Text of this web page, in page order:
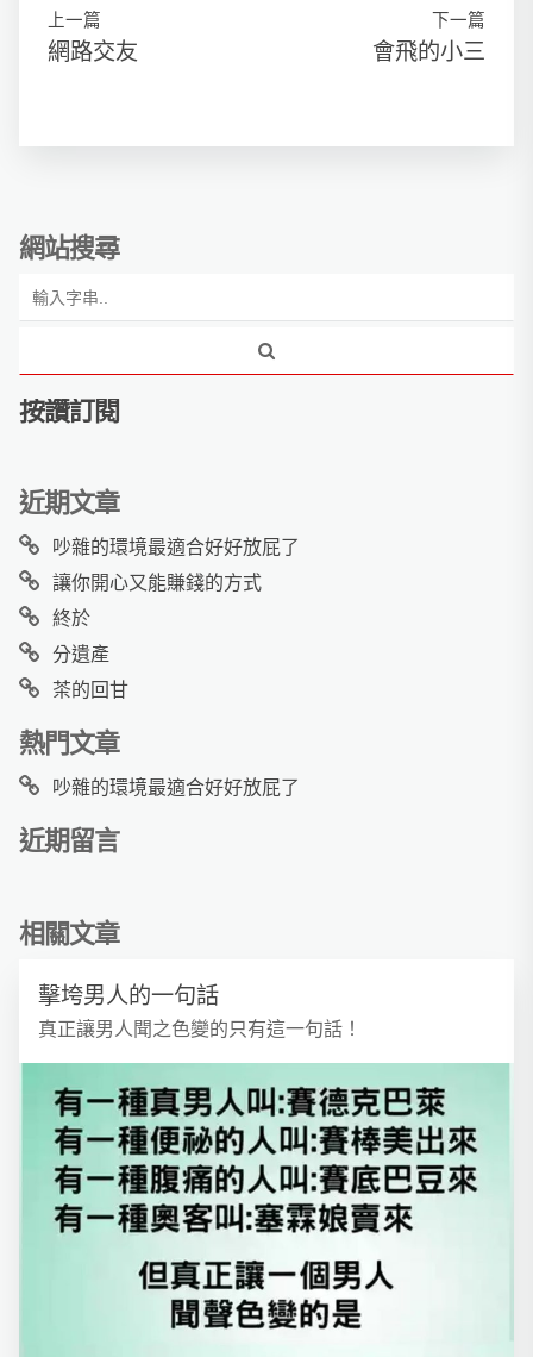
上一篇
網路交友
下一篇
會飛的小三
網站搜尋
按讚訂閱
近期文章
吵雜的環境最適合好好放屁了
讓你開心又能賺錢的方式
終於
分遺產
茶的回甘
熱門文章
吵雜的環境最適合好好放屁了
近期留言
相關文章
擊垮男人的一句話
真正讓男人聞之色變的只有這一句話！